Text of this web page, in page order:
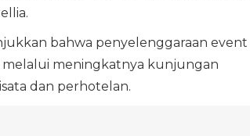
bahwa penyelenggaraan event
meningkatnya kunjungan
dan perhotelan.